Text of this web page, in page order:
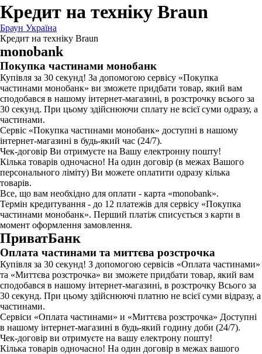
Кредит на техніку Braun
Браун Україна
Кредит на техніку Braun
monobank
Покупка частинами монобанк
Купівля за 30 секунд! За допомогою сервісу «Покупка
частинами монобанк» ви зможете придбати товар, який вам
сподобався в нашому інтернет-магазині, в розстрочку всього за
30 секунд. При цьому здійснюючи сплату не всієї суми одразу, а
частинами.
Сервіс «Покупка частинами монобанк» доступні в нашому
інтернет-магазині в будь-який час (24/7).
Чек-договір Ви отримуєте на Вашу електронну пошту!
Кілька товарів одночасно! На один договір (в межах Вашого
персонального ліміту) Ви можете оплатити одразу кілька
товарів.
Все, що вам необхідно для оплати - карта «monobank».
Термін кредитування - до 12 платежів для сервісу «Покупка
частинами монобанк». Перший платіж списується з карти в
момент оформлення замовлення.
ПриватБанк
Оплата частинами та миттєва розстрочка
Купівля за 30 секунд! З допомогою сервісів «Оплата частинами»
та «Миттєва розстрочка» ви зможете придбати товар, який вам
сподобався в нашому інтернет-магазині, в розстрочку Всього за
30 секунд. При цьому здійснюючі платню не всієї суми відразу, а
частинами.
Сервіси «Оплата частинами» и «Миттєва розстрочка» Доступні
в нашому інтернет-магазині в будь-який годину доби (24/7).
Чек-договір ви отримуєте на вашу електрону пошту!
Кілька товарів одночасно! На один договір в межах вашого